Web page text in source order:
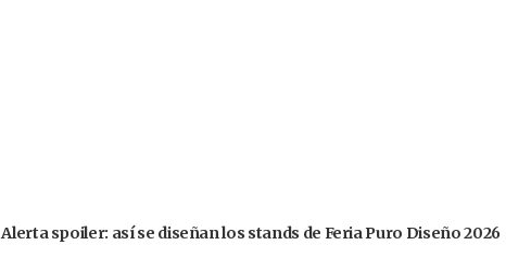
Alerta spoiler: así se diseñan los stands de Feria Puro Diseño 2026